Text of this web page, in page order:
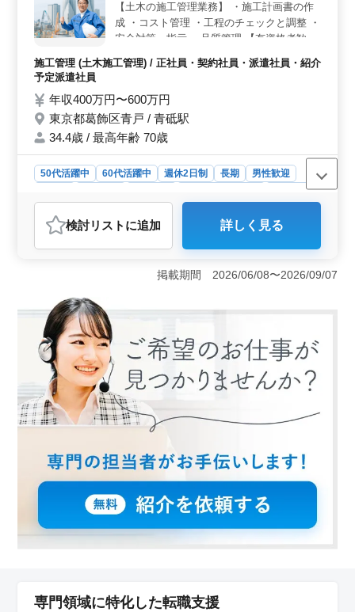
環境＞ 50代〜70代が活躍しており、経験豊富な方が年
齢を問わず現場でそのスキルを発揮できる環境です。長
年の実務経験を生かして、現場のリーダーとして貢献し
【土木の施工管理業務】 ・施工計画書の作
成 ・コスト管理 ・工程のチェックと調整 ・
安全対策、指示 ・品質管理 【有資格者歓
迎】 ・土木施工管理技士（1級／2級）など
50代、60代の経験者歓迎です。
施工管理 (土木施工管理) / 正社員・契約社員・派遣社員・紹介
予定派遣社員
年収400万円〜600万円
東京都葛飾区青戸 / 青砥駅
34.4歳 / 最高年齢 70歳
50代活躍中 60代活躍中 週休2日制 長期
男性歓迎
施工管理
おすすめポイント
＜業務内容＞ 土木施工管理業務で施工計画書の作成か
らコスト管理、工程調整、安全対策、品質管理まで行い
ます。経験者歓迎で、土木施工管理技士の資格者も求め
られます。 ＜働きやすさ＞ 週休2日制で土日祝が休
みです。交通費も支給されるため、通勤費用を気にせず
に通えます。残業は平均1日1時間程度で、安定した就業
環境があります。 ＜給与と福利厚生＞ 年収は能力
や資格により400～600万円で、通勤手当が全額支給され
ます。健康保険・厚生年金・雇用保険・労災保険も完備
されています。
検討リスト に追加 詳しく見る
掲載期間 2026/06/08〜2026/09/07
専門領域に特化した転職支援